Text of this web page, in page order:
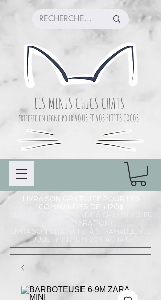
LES MINIS CHICS CHATS
friperie en ligne pour VOUS ET VOS PETITS COCOS
LIVRAISON GRATUITE POUR LES
COMMANDES DE +120$
CUEILLETTE COMMANDE À CHAMBLY (LIEU
DE PRÉPARATION)
LIVRAISON GRATUITE À ST-AMABLE STE
JULIE : MINIMUM 20$ ACHAT